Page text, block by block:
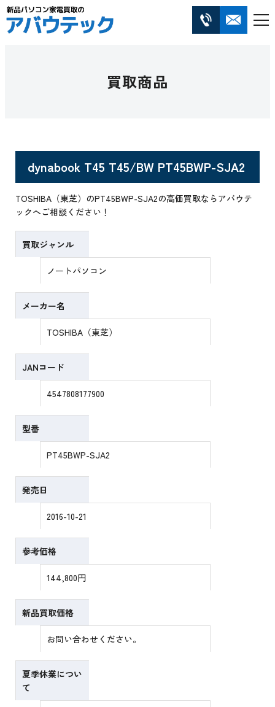
買取商品
dynabook T45 T45/BW PT45BWP-SJA2
TOSHIBA（東芝）のPT45BWP-SJA2の高価買取ならアバウテ
ックへご相談ください！
買取ジャンル
ノートパソコン
メーカー名
TOSHIBA（東芝）
JANコード
4547808177900
型番
PT45BWP-SJA2
発売日
2016-10-21
参考価格
144,800円
新品買取価格
お問い合わせください。
夏季休業につい
て